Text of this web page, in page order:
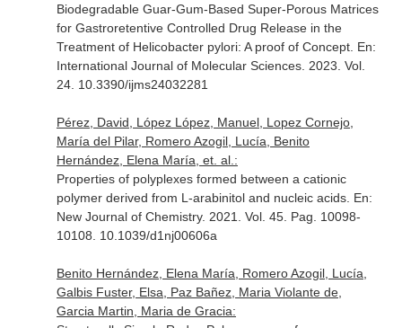
Biodegradable Guar-Gum-Based Super-Porous Matrices
for Gastroretentive Controlled Drug Release in the
Treatment of Helicobacter pylori: A proof of Concept. En:
International Journal of Molecular Sciences. 2023. Vol.
24. 10.3390/ijms24032281
Pérez, David, López López, Manuel, Lopez Cornejo,
María del Pilar, Romero Azogil, Lucía, Benito
Hernández, Elena María, et. al.:
Properties of polyplexes formed between a cationic
polymer derived from L-arabinitol and nucleic acids. En:
New Journal of Chemistry. 2021. Vol. 45. Pag. 10098-
10108. 10.1039/d1nj00606a
Benito Hernández, Elena María, Romero Azogil, Lucía,
Galbis Fuster, Elsa, Paz Bañez, Maria Violante de,
Garcia Martin, Maria de Gracia: